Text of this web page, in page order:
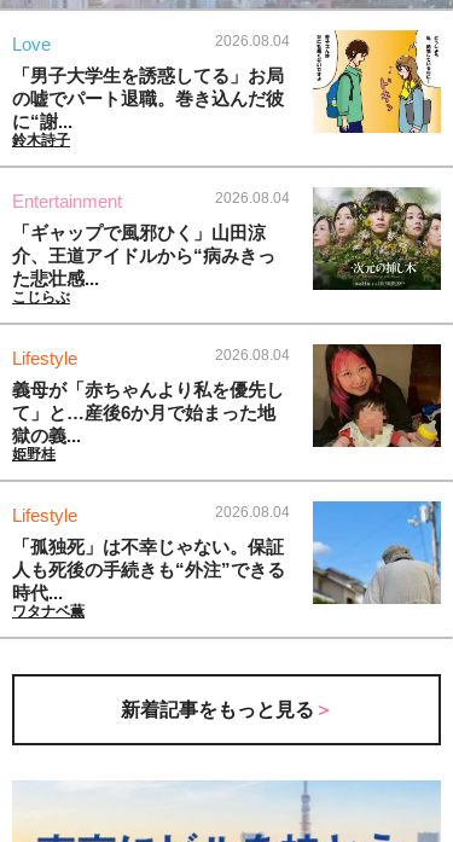
Love 2026.08.04
「男子大学生を誘惑してる」お局
の嘘でパート退職。巻き込んだ彼
に“謝...
鈴木詩子
Entertainment 2026.08.04
「ギャップで風邪ひく」山田涼
介、王道アイドルから“病みきっ
た悲壮感...
こじらぶ
Lifestyle 2026.08.04
義母が「赤ちゃんより私を優先し
て」と…産後6か月で始まった地
獄の義...
姫野桂
Lifestyle 2026.08.04
「孤独死」は不幸じゃない。保証
人も死後の手続きも“外注”できる
時代...
ワタナベ薫
新着記事をもっと見る